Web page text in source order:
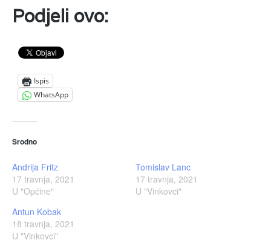
Podjeli ovo:
Ispis
WhatsApp
Srodno
Andrija Fritz
17 travnja, 2021
U "Općine"
Tomislav Lanc
17 travnja, 2021
U "Vinkovci"
Antun Kobak
18 travnja, 2021
U "Vinkovci"